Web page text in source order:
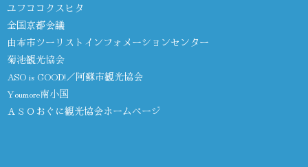
ユフココクスヒタ
全国京都会議
由布市ツーリストインフォメーションセンター
菊池観光協会
ASO is GOOD!／阿蘇市観光協会
Youmore南小国
ＡＳＯおぐに観光協会ホームページ